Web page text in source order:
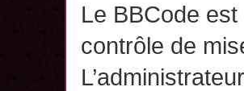
Le BBCode
contrôle de